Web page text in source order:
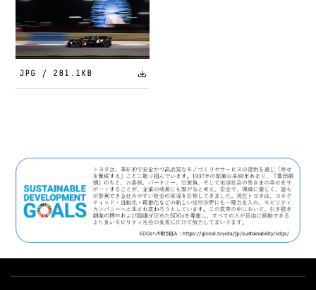
JPG / 281.1KB